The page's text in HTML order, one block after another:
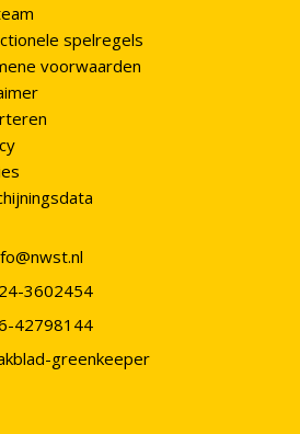
spelregels
voorwaarden
3602454
42798144
greenkeeper